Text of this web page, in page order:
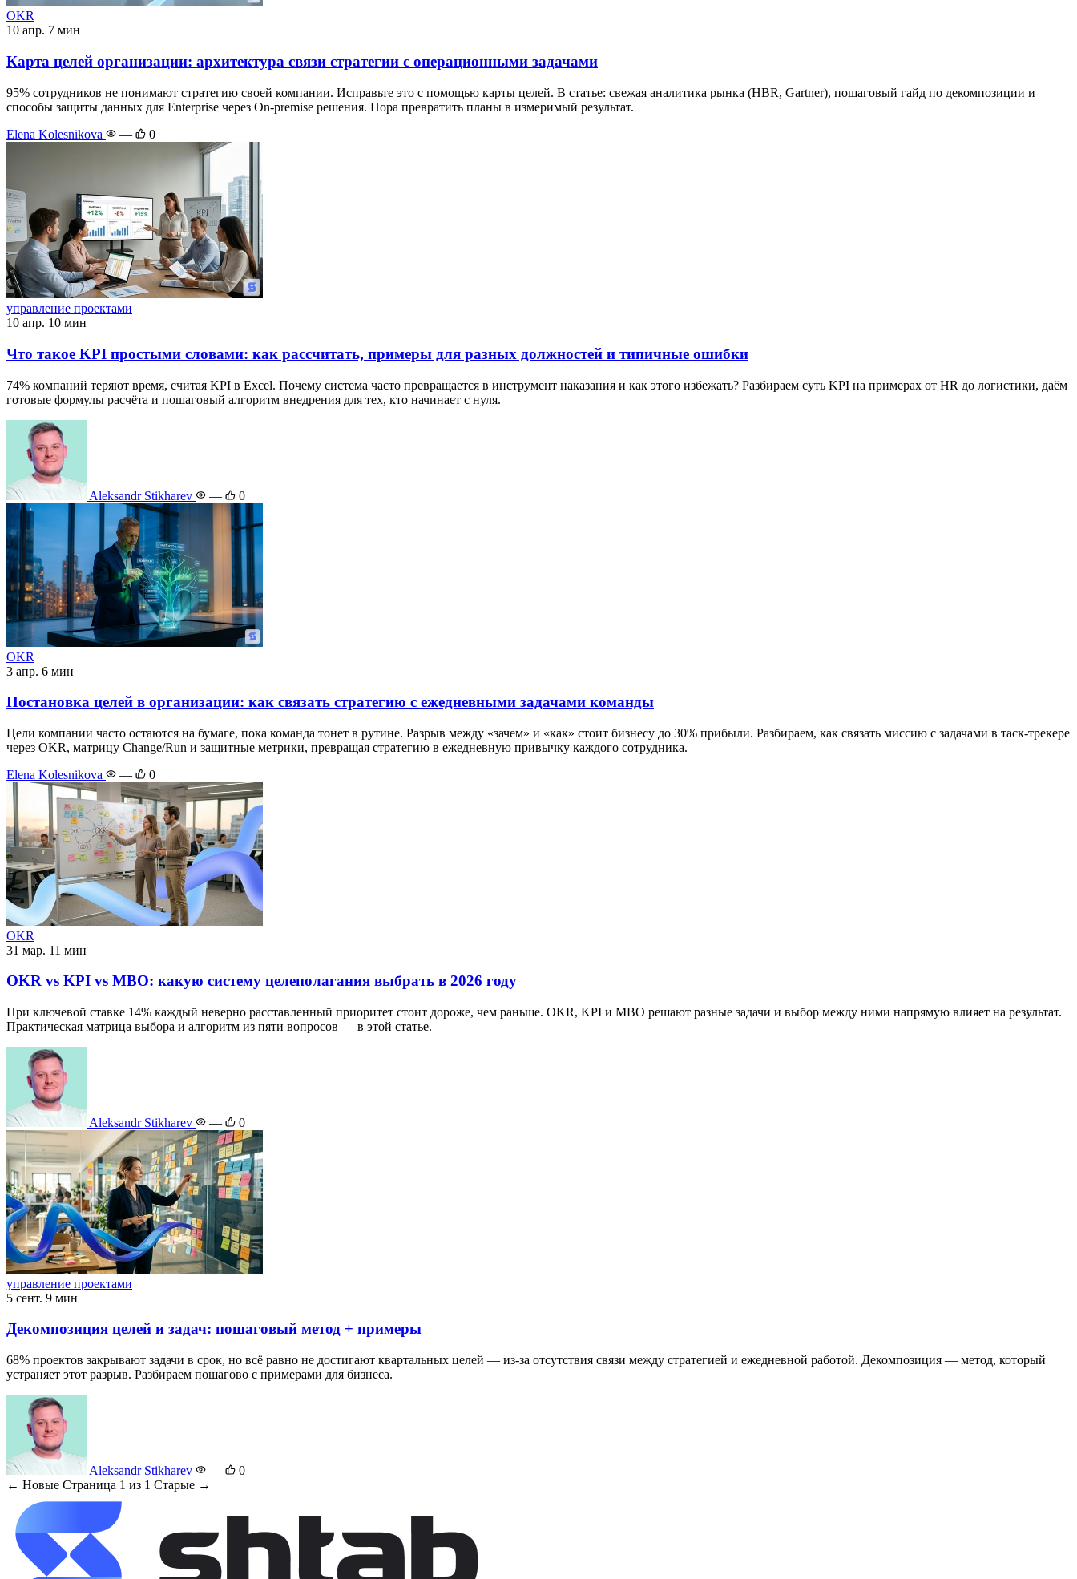
OKR
10 апр. 7 мин
Карта целей организации: архитектура связи стратегии с операционными задачами
95% сотрудников не понимают стратегию своей компании. Исправьте это с помощью карты целей. В статье: свежая аналитика рынка (HBR, Gartner), пошаговый гайд по декомпозиции и
способы защиты данных для Enterprise через On-premise решения. Пора превратить планы в измеримый результат.
Elena Kolesnikova
— 0
управление проектами
10 апр. 10 мин
Что такое KPI простыми словами: как рассчитать, примеры для разных должностей и типичные ошибки
74% компаний теряют время, считая KPI в Excel. Почему система часто превращается в инструмент наказания и как этого избежать? Разбираем суть KPI на примерах от HR до логистики, даём
готовые формулы расчёта и пошаговый алгоритм внедрения для тех, кто начинает с нуля.
Aleksandr Stikharev — 0
OKR
3 апр. 6 мин
Постановка целей в организации: как связать стратегию с ежедневными задачами команды
Цели компании часто остаются на бумаге, пока команда тонет в рутине. Разрыв между «зачем» и «как» стоит бизнесу до 30% прибыли. Разбираем, как связать миссию с задачами в таск-трекере
через OKR, матрицу Change/Run и защитные метрики, превращая стратегию в ежедневную привычку каждого сотрудника.
Elena Kolesnikova
— 0
OKR
31 мар. 11 мин
OKR vs KPI vs MBO: какую систему целеполагания выбрать в 2026 году
При ключевой ставке 14% каждый неверно расставленный приоритет стоит дороже, чем раньше. OKR, KPI и MBO решают разные задачи и выбор между ними напрямую влияет на результат.
Практическая матрица выбора и алгоритм из пяти вопросов — в этой статье.
Aleksandr Stikharev — 0
управление проектами
5 сент. 9 мин
Декомпозиция целей и задач: пошаговый метод + примеры
68% проектов закрывают задачи в срок, но всё равно не достигают квартальных целей — из-за отсутствия связи между стратегией и ежедневной работой. Декомпозиция — метод, который
устраняет этот разрыв. Разбираем пошагово с примерами для бизнеса.
Aleksandr Stikharev —
0
← Новые Страница 1 из 1 Старые →